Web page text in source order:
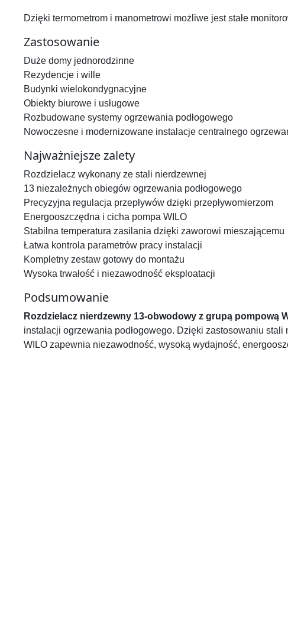
Dzięki termometrom i manometrowi możliwe jest stałe
Zastosowanie
Duże domy jednorodzinne
Rezydencje i wille
Budynki wielokondygnacyjne
Obiekty biurowe i usługowe
Rozbudowane systemy ogrzewania podłogowego
Nowoczesne i modernizowane instalacje centralnego
Najważniejsze zalety
Rozdzielacz wykonany ze stali nierdzewnej
13 niezależnych obiegów ogrzewania podłogowego
Precyzyjna regulacja przepływów dzięki przepływomierzom
Energooszczędna i cicha pompa WILO
Stabilna temperatura zasilania dzięki zaworowi mieszającemu
Łatwa kontrola parametrów pracy instalacji
Kompletny zestaw gotowy do montażu
Wysoka trwałość i niezawodność eksploatacji
Podsumowanie
Rozdzielacz nierdzewny 13-obwodowy z grupą pompową
instalacji ogrzewania podłogowego. Dzięki zastosowaniu
WILO zapewnia niezawodność, wysoką wydajność,